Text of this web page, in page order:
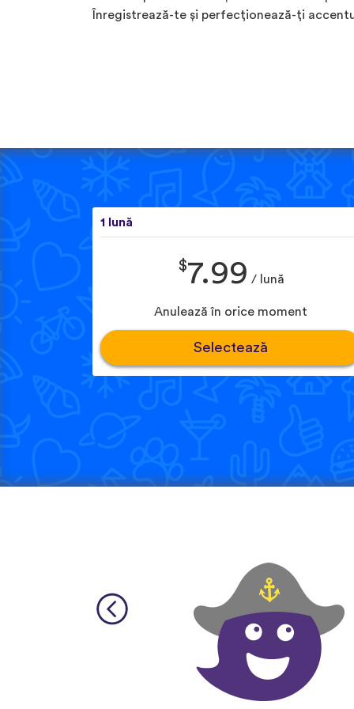
Înregistrează-te și perfecționează-ți
1 lună
$7.99 / lună
Anulează în orice moment
Selectează